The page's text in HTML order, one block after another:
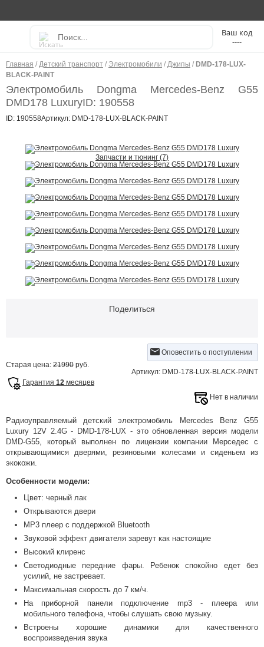
----
Главная / Детский транспорт / Электромобили / Джипы / DMD-178-LUX-
BLACK-PAINT
Электромобиль Dongma Mercedes-Benz G55
DMD178 LuxuryID: 190558
ID: 190558Артикул: DMD-178-LUX-BLACK-PAINT
Запчасти и тюнинг (7)
Поделиться
Оповестить о поступлении
Старая цена: 21990 руб.
Артикул: DMD-178-LUX-BLACK-PAINT
Гарантия 12 месяцев
Нет в наличии
Радиоуправляемый детский электромобиль Mercedes Benz G55
Luxury 12V 2.4G - DMD-178-LUX - это обновленная версия модели
DMD-G55, который выполнен по лицензии компании Мерседес с
открывающимися дверями, резиновыми колесами и сиденьем из
экокожи.
Особенности модели:
Цвет: черный лак
Открываются двери
MP3 плеер с поддержкой Bluetooth
Звуковой эффект двигателя заревут как настоящие
Высокий клиренс
Светодиодные передние фары. Ребенок спокойно едет без
усилий, не застревает.
Максимальная скорость до 7 км/ч.
На приборной панели подключение mp3 - плеера или
мобильного телефона, чтобы слушать свою музыку.
Встроены хорошие динамики для качественного
воспроизведения звука